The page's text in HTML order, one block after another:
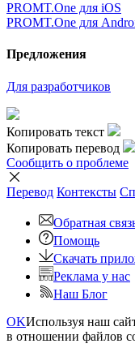
PROMT.One для iOS
PROMT.One для
Предложения
Для разработчиков
Копировать текст
Копировать перевод
Сообщить о проблеме
Перевод Контексты
Обратная
Помощь
Скачать
Реклама у нас
Наш Блог
OKИспользуя наш
в отношении файлов